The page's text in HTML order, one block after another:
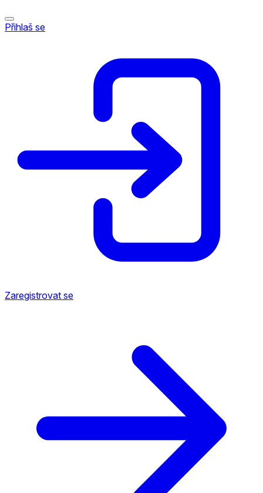
Přihlaš se
Zaregistrovat se